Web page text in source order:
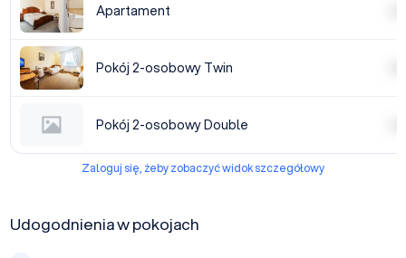
Apartament
Pokój 2-osobowy Twin
Pokój 2-osobowy Double
Zaloguj się, żeby zobaczyć widok szczegółowy
Udogodnienia w pokojach